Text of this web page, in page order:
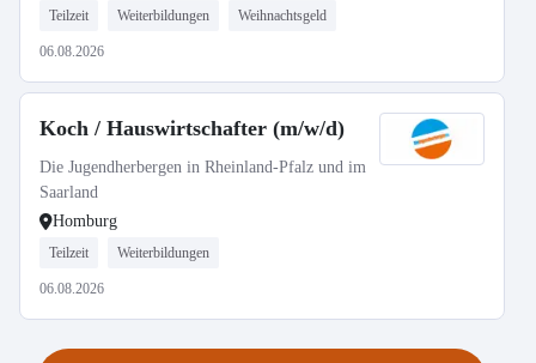
Teilzeit Weiterbildungen Weihnachtsgeld
06.08.2026
Koch / Hauswirtschafter (m/w/d)
Die Jugendherbergen in Rheinland-Pfalz und im
Saarland
Homburg
Teilzeit Weiterbildungen
06.08.2026